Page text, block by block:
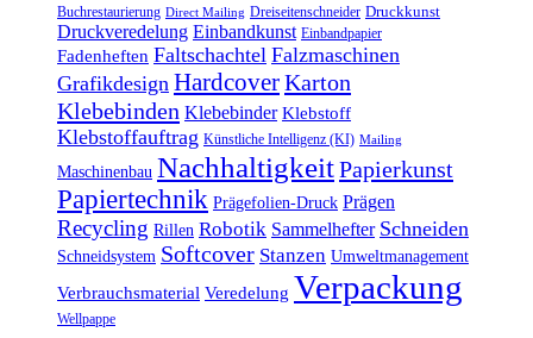
Buchrestaurierung Direct Mailing Dreiseitenschneider Druckkunst
Druckveredelung Einbandkunst Einbandpapier
Fadenheften Faltschachtel Falzmaschinen
Grafikdesign HardcoverKarton
Klebebinden Klebebinder Klebstoff
Klebstoffauftrag Künstliche Intelligenz (KI) Mailing
Maschinenbau NachhaltigkeitPapierkunst
Papiertechnik Prägefolien-Druck Prägen
Recycling Rillen Robotik Sammelhefter Schneiden
Schneidsystem Softcover Stanzen Umweltmanagement
Verbrauchsmaterial Veredelung Verpackung
Wellpappe